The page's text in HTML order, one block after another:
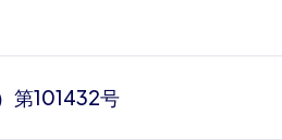
第101432号